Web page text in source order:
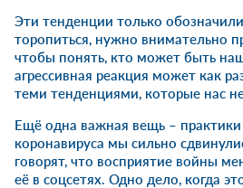
Эти тенденции только
торопиться, нужно внимательно
чтобы понять, кто может быть
агрессивная реакция может как
теми тенденциями, которые нас
Ещё одна важная вещь –
коронавируса мы сильно
говорят, что восприятие войны
её в соцсетях. Одно дело, когда